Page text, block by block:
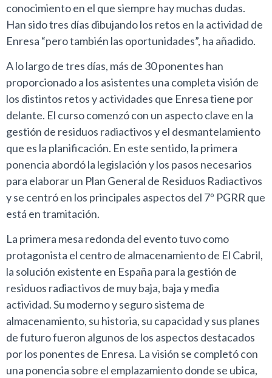
conocimiento en el que siempre hay muchas dudas.
Han sido tres días dibujando los retos en la actividad de
Enresa “pero también las oportunidades”, ha añadido.
A lo largo de tres días, más de 30 ponentes han
proporcionado a los asistentes una completa visión de
los distintos retos y actividades que Enresa tiene por
delante. El curso comenzó con un aspecto clave en la
gestión de residuos radiactivos y el desmantelamiento
que es la planificación. En este sentido, la primera
ponencia abordó la legislación y los pasos necesarios
para elaborar un Plan General de Residuos Radiactivos
y se centró en los principales aspectos del 7º PGRR que
está en tramitación.
La primera mesa redonda del evento tuvo como
protagonista el centro de almacenamiento de El Cabril,
la solución existente en España para la gestión de
residuos radiactivos de muy baja, baja y media
actividad. Su moderno y seguro sistema de
almacenamiento, su historia, su capacidad y sus planes
de futuro fueron algunos de los aspectos destacados
por los ponentes de Enresa. La visión se completó con
una ponencia sobre el emplazamiento donde se ubica,